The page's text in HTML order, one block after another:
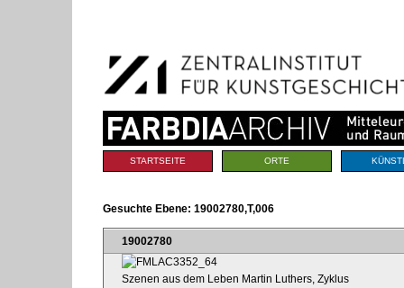
Navigation
Sektionen
STARTSEITE ORTE
Gesuchte Ebene: 19002780,T,006
19002780
Szenen aus dem Leben Martin Luthers, Zyklus